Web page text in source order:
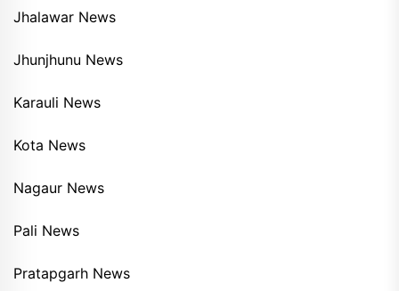
Jhalawar News
Jhunjhunu News
Karauli News
Kota News
Nagaur News
Pali News
Pratapgarh News